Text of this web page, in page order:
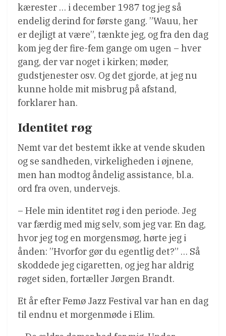
kærester … i december 1987 tog jeg så
endelig derind for første gang. ”Wauu, her
er dejligt at være”, tænkte jeg, og fra den dag
kom jeg der fire-fem gange om ugen – hver
gang, der var noget i kirken; møder,
gudstjenester osv. Og det gjorde, at jeg nu
kunne holde mit misbrug på afstand,
forklarer han.
Identitet røg
Nemt var det bestemt ikke at vende skuden
og se sandheden, virkeligheden i øjnene,
men han modtog åndelig assistance, bl.a.
ord fra oven, undervejs.
– Hele min identitet røg i den periode. Jeg
var færdig med mig selv, som jeg var. En dag,
hvor jeg tog en morgensmøg, hørte jeg i
ånden: ”Hvorfor gør du egentlig det?” … Så
skoddede jeg cigaretten, og jeg har aldrig
røget siden, fortæller Jørgen Brandt.
Et år efter Femø Jazz Festival var han en dag
til endnu et morgenmøde i Elim.